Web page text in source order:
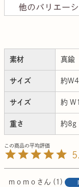
素材 真鍮
サイズ 約
サイズ 約
重さ 約8g
ｍｏｍｏ 1